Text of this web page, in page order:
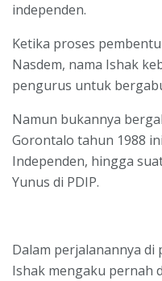
independen.
Ketika proses
Nasdem, nama Ishak
pengurus untuk
Namun bukannya
Gorontalo tahun 1988
Independen, hingga
Yunus di PDIP.
Dalam perjalanannya
Ishak mengaku pernah